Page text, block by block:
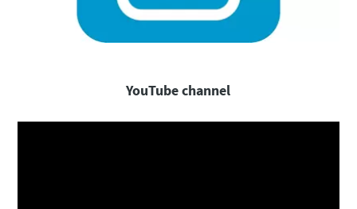
YouTube channel